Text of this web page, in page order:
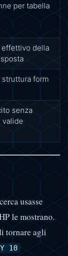
per tabella
della
struttura form
senza
valide
usasse
le mostrano.
tornare agli
10